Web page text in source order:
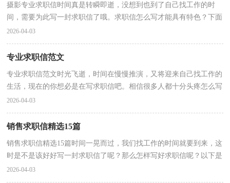
摄影专业求职信时间真是转瞬即逝，没想到也到了自己找工作的时
间，需要为此写一封求职信了哦。求职信怎么写才能具有特色？下面
是小编帮大家整理的摄影专业求职信，希望对大家有所帮...
2026-04-03
专业求职信范文
专业求职信范文时光飞逝，时间在慢慢推演，又将迎来自己找工作的
生活，现在的你想必是在写求职信吧。相信很多人都十分头疼怎么写
一封精彩的求职信吧，下面是小编收集整理的专业求职...
2026-04-03
销售求职信精选15篇
销售求职信精选15篇时间一晃而过，我们找工作的时间就要到来，这
时是不是该好好写一封求职信了呢？那么怎样写好求职信呢？以下是
小编为大家整理的销售求职信，仅供参考，大家一起来看看...
2026-04-03